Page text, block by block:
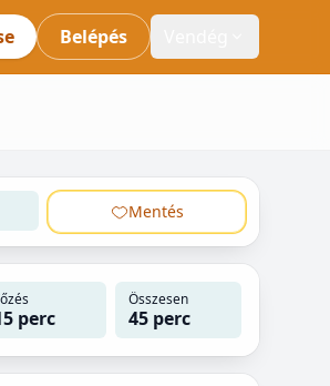
Belépés
Mentés
perc
Összesen
45 perc